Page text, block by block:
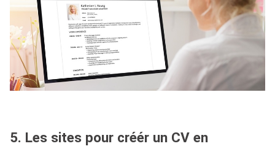
5. Les sites pour créér un CV en